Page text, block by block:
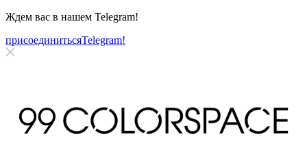
Ждем вас в нашем Telegram!
присоединитьсяTelegram!